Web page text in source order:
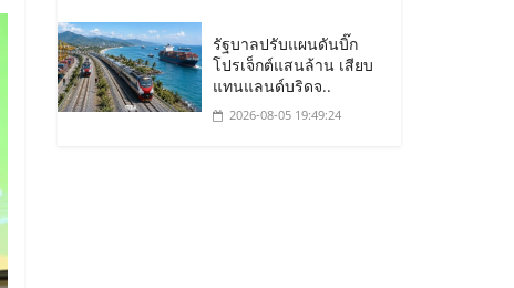
รัฐบาลปรับแผนดันบิ๊ก
โปรเจ็กต์แสนล้าน เสียบ
แทนแลนด์บริดจ..
2026-08-05 19:49:24